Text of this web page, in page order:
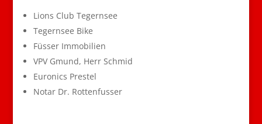
Lions Club Tegernsee
Tegernsee Bike
Füsser Immobilien
VPV Gmund, Herr Schmid
Euronics Prestel
Notar Dr. Rottenfusser